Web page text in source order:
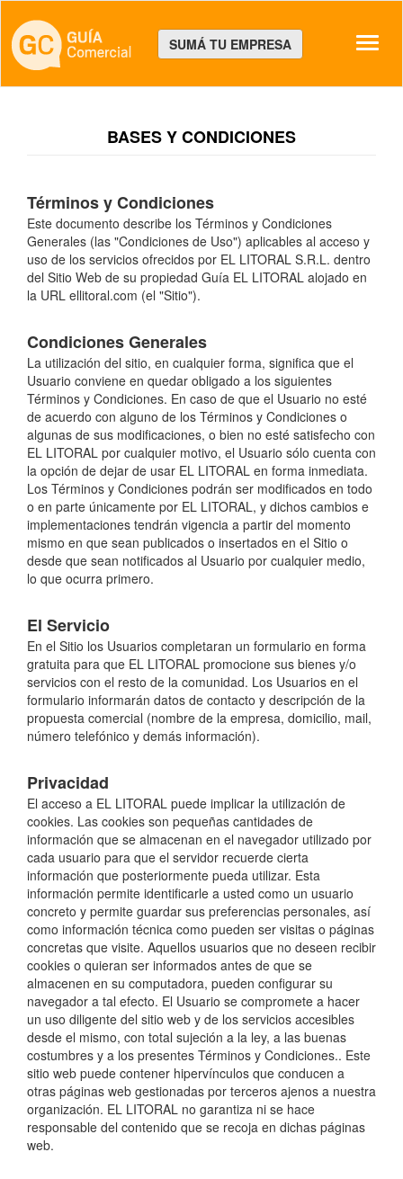
SUMÁ TU EMPRESA
BASES Y CONDICIONES
Términos y Condiciones
Este documento describe los Términos y Condiciones
Generales (las "Condiciones de Uso") aplicables al acceso y
uso de los servicios ofrecidos por EL LITORAL S.R.L. dentro
del Sitio Web de su propiedad Guía EL LITORAL alojado en
la URL ellitoral.com (el "Sitio").
Condiciones Generales
La utilización del sitio, en cualquier forma, significa que el
Usuario conviene en quedar obligado a los siguientes
Términos y Condiciones. En caso de que el Usuario no esté
de acuerdo con alguno de los Términos y Condiciones o
algunas de sus modificaciones, o bien no esté satisfecho con
EL LITORAL por cualquier motivo, el Usuario sólo cuenta con
la opción de dejar de usar EL LITORAL en forma inmediata.
Los Términos y Condiciones podrán ser modificados en todo
o en parte únicamente por EL LITORAL, y dichos cambios e
implementaciones tendrán vigencia a partir del momento
mismo en que sean publicados o insertados en el Sitio o
desde que sean notificados al Usuario por cualquier medio,
lo que ocurra primero.
El Servicio
En el Sitio los Usuarios completaran un formulario en forma
gratuita para que EL LITORAL promocione sus bienes y/o
servicios con el resto de la comunidad. Los Usuarios en el
formulario informarán datos de contacto y descripción de la
propuesta comercial (nombre de la empresa, domicilio, mail,
número telefónico y demás información).
Privacidad
El acceso a EL LITORAL puede implicar la utilización de
cookies. Las cookies son pequeñas cantidades de
información que se almacenan en el navegador utilizado por
cada usuario para que el servidor recuerde cierta
información que posteriormente pueda utilizar. Esta
información permite identificarle a usted como un usuario
concreto y permite guardar sus preferencias personales, así
como información técnica como pueden ser visitas o páginas
concretas que visite. Aquellos usuarios que no deseen recibir
cookies o quieran ser informados antes de que se
almacenen en su computadora, pueden configurar su
navegador a tal efecto. El Usuario se compromete a hacer
un uso diligente del sitio web y de los servicios accesibles
desde el mismo, con total sujeción a la ley, a las buenas
costumbres y a los presentes Términos y Condiciones.. Este
sitio web puede contener hipervínculos que conducen a
otras páginas web gestionadas por terceros ajenos a nuestra
organización. EL LITORAL no garantiza ni se hace
responsable del contenido que se recoja en dichas páginas
web.